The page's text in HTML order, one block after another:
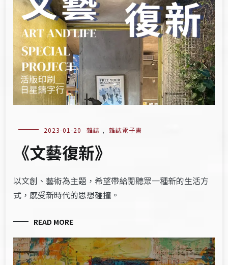
2023-01-20 雜誌 , 雜誌電子書
《文藝復新》
以文創、藝術為主題，希望帶給閱聽眾一種新的生活方
式，感受新時代的思想碰撞。
READ MORE